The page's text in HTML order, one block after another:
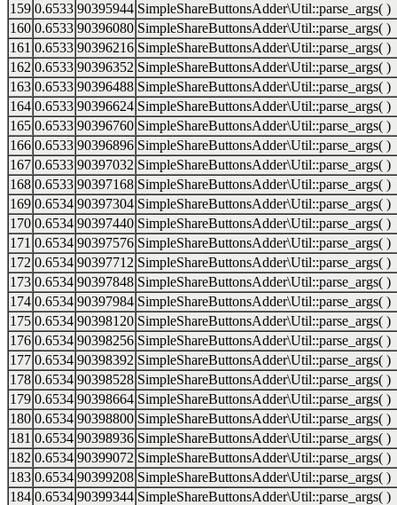
159 0.6533 90395944 SimpleShareButtonsAdder\Util::parse_args( )
160 0.6533 90396080 SimpleShareButtonsAdder\Util::parse_args( )
161 0.6533 90396216 SimpleShareButtonsAdder\Util::parse_args( )
162 0.6533 90396352 SimpleShareButtonsAdder\Util::parse_args( )
163 0.6533 90396488 SimpleShareButtonsAdder\Util::parse_args( )
164 0.6533 90396624 SimpleShareButtonsAdder\Util::parse_args( )
165 0.6533 90396760 SimpleShareButtonsAdder\Util::parse_args( )
166 0.6533 90396896 SimpleShareButtonsAdder\Util::parse_args( )
167 0.6533 90397032 SimpleShareButtonsAdder\Util::parse_args( )
168 0.6533 90397168 SimpleShareButtonsAdder\Util::parse_args( )
169 0.6534 90397304 SimpleShareButtonsAdder\Util::parse_args( )
170 0.6534 90397440 SimpleShareButtonsAdder\Util::parse_args( )
171 0.6534 90397576 SimpleShareButtonsAdder\Util::parse_args( )
172 0.6534 90397712 SimpleShareButtonsAdder\Util::parse_args( )
173 0.6534 90397848 SimpleShareButtonsAdder\Util::parse_args( )
174 0.6534 90397984 SimpleShareButtonsAdder\Util::parse_args( )
175 0.6534 90398120 SimpleShareButtonsAdder\Util::parse_args( )
176 0.6534 90398256 SimpleShareButtonsAdder\Util::parse_args( )
177 0.6534 90398392 SimpleShareButtonsAdder\Util::parse_args( )
178 0.6534 90398528 SimpleShareButtonsAdder\Util::parse_args( )
179 0.6534 90398664 SimpleShareButtonsAdder\Util::parse_args( )
180 0.6534 90398800 SimpleShareButtonsAdder\Util::parse_args( )
181 0.6534 90398936 SimpleShareButtonsAdder\Util::parse_args( )
182 0.6534 90399072 SimpleShareButtonsAdder\Util::parse_args( )
183 0.6534 90399208 SimpleShareButtonsAdder\Util::parse_args( )
184 0.6534 90399344 SimpleShareButtonsAdder\Util::parse_args( )